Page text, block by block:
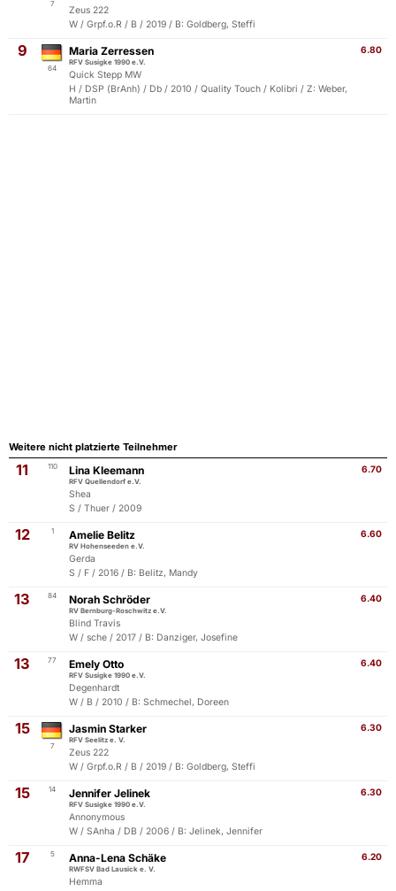
7
Zeus 222
W / Grpf.o.R / B / 2019 / B: Goldberg, Steffi
9
64
6.80
Maria Zerressen
RFV Susigke 1990 e.V.
Quick Stepp MW
H / DSP (BrAnh) / Db / 2010 / Quality Touch / Kolibri / Z: Weber,
Martin
Weitere nicht platzierte Teilnehmer
11 110 6.70
Lina Kleemann
RFV Quellendorf e.V.
Shea
S / Thuer / 2009
12 1 6.60
Amelie Belitz
RV Hohenseeden e.V.
Gerda
S / F / 2016 / B: Belitz, Mandy
13 84 6.40
Norah Schröder
RV Bernburg-Roschwitz e.V.
Blind Travis
W / sche / 2017 / B: Danziger, Josefine
13 77 6.40
Emely Otto
RFV Susigke 1990 e.V.
Degenhardt
W / B / 2010 / B: Schmechel, Doreen
15
7
6.30
Jasmin Starker
RFV Seelitz e. V.
Zeus 222
W / Grpf.o.R / B / 2019 / B: Goldberg, Steffi
15 14 6.30
Jennifer Jelinek
RFV Susigke 1990 e.V.
Annonymous
W / SAnha / DB / 2006 / B: Jelinek, Jennifer
17 5 6.20
Anna-Lena Schäke
RWFSV Bad Lausick e. V.
Hemma